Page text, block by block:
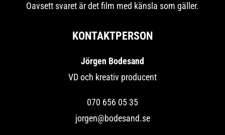
Oavsett svaret är det film med känsla som gäller.
KONTAKTPERSON
Jörgen Bodesand
VD och kreativ producent
070 656 05 35
jorgen@bodesand.se